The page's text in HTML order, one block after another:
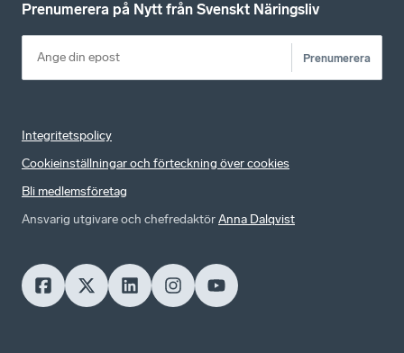
Prenumerera på Nytt från Svenskt Näringsliv
Prenumerera
Integritetspolicy
Cookieinställningar och förteckning över cookies
Bli medlemsföretag
Ansvarig utgivare och chefredaktörAnna Dalqvist